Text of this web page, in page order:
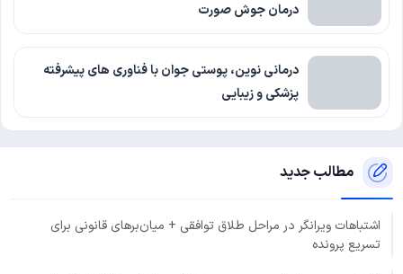
درمان جوش صورت
درمانی نوین، پوستی جوان با فناوری‌ های پیشرفته
پزشکی و زیبایی
مطالب جدید
اشتباهات ویرانگر در مراحل طلاق توافقی + میان‌برهای قانونی برای
تسریع پرونده